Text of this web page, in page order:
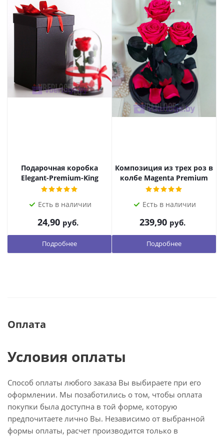
Подарочная коробка
Elegant-Premium-King
Есть в наличии
24,90 руб.
Подробнее
Композиция из трех роз в
колбе Magenta Premium
Есть в наличии
239,90 руб.
Подробнее
Оплата
Условия оплаты
Способ оплаты любого заказа Вы выбираете при его
оформлении. Мы позаботились о том, чтобы оплата
покупки была доступна в той форме, которую
предпочитаете лично Вы. Независимо от выбранной
формы оплаты, расчет производится только в